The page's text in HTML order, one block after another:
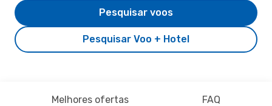
Pesquisar Voo + Hotel
Pesquisar voos
Melhores ofertas FAQ